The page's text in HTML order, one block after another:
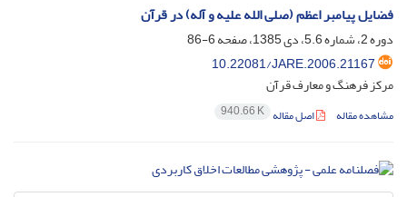
فضایل پیامبر اعظم (صلی الله علیه و آله) در قرآن
دوره 2، شماره 5.6، دی 1385، صفحه
6-86
10.22081/JARE.2006.21167
مرکز فرهنگ و معارف قرآن
مشاهده مقاله اصل مقاله 940.66 K